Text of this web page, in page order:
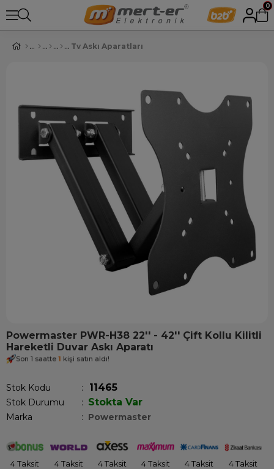
0
Tv Askı Aparatları
Powermaster PWR-H38 22'' - 42'' Çift Kollu Kilitli
Hareketli Duvar Askı Aparatı
Son 1 saatte 1 kişi satın aldı!
Stok Kodu 11465
Stok Durumu : Stokta Var
Marka : Powermaster
4 Taksit 4 Taksit 4 Taksit 4 Taksit 4 Taksit 4 Taksit